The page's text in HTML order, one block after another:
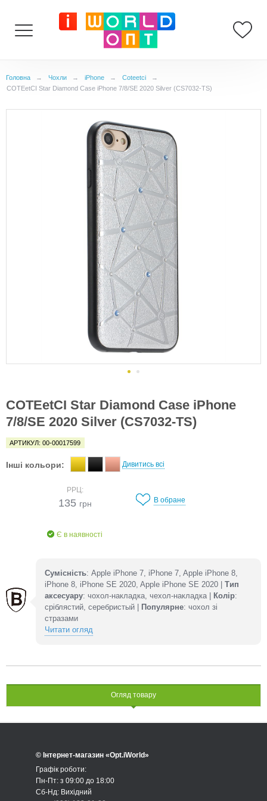
Головна → Чохли → iPhone → Coteetci
→
COTEetCI Star Diamond Case iPhone 7/8/SE 2020 Silver (CS7032-TS)
COTEetCI Star Diamond Case iPhone
7/8/SE 2020 Silver (CS7032-TS)
АРТИКУЛ: 00-00017599
Інші кольори: Дивитись всі
РРЦ:
135 грн
Є в наявності
В обране
Сумісність: Apple iPhone 7, iPhone 7, Apple iPhone 8,
iPhone 8, iPhone SE 2020, Apple iPhone SE 2020 | Тип
аксесуару: чохол-накладка, чехол-накладка | Колір:
сріблястий, серебристый |
Популярне: чохол зі
стразами
Читати огляд
Огляд товару
© Інтернет-магазин «Opt.iWorld»
Графік роботи:
Пн-Пт: з 09:00 до 18:00
Сб-Нд: Вихідний